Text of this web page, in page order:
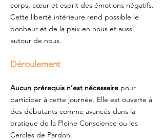
corps, cœur et esprit des émotions négatifs.
Cette liberté intérieure rend possible le
bonheur et de la paix en nous et aussi
autour de nous.
Déroulement
Aucun prérequis n’est nécessaire pour
participer à cette journée. Elle est ouverte à
des débutants comme avancés dans la
pratique de la Pleine Conscience ou les
Cercles de Pardon.